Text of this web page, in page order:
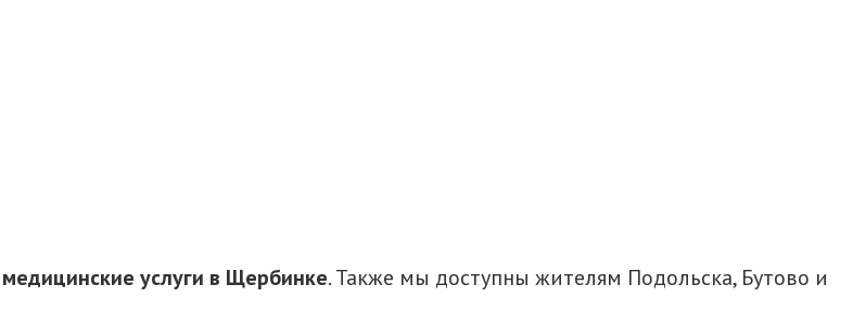
медицинские услуги в Щербинке. Также мы доступны жителям Подольска, Бутово и